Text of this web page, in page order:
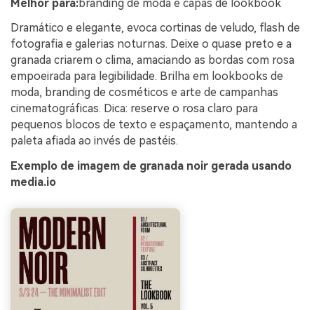
Melhor para:branding de moda e capas de lookbook
Dramático e elegante, evoca cortinas de veludo, flash de
fotografia e galerias noturnas. Deixe o quase preto e a
granada criarem o clima, amaciando as bordas com rosa
empoeirada para legibilidade. Brilha em lookbooks de
moda, branding de cosméticos e arte de campanhas
cinematográficas. Dica: reserve o rosa claro para
pequenos blocos de texto e espaçamento, mantendo a
paleta afiada ao invés de pastéis.
Exemplo de imagem de granada noir gerada usando
media.io